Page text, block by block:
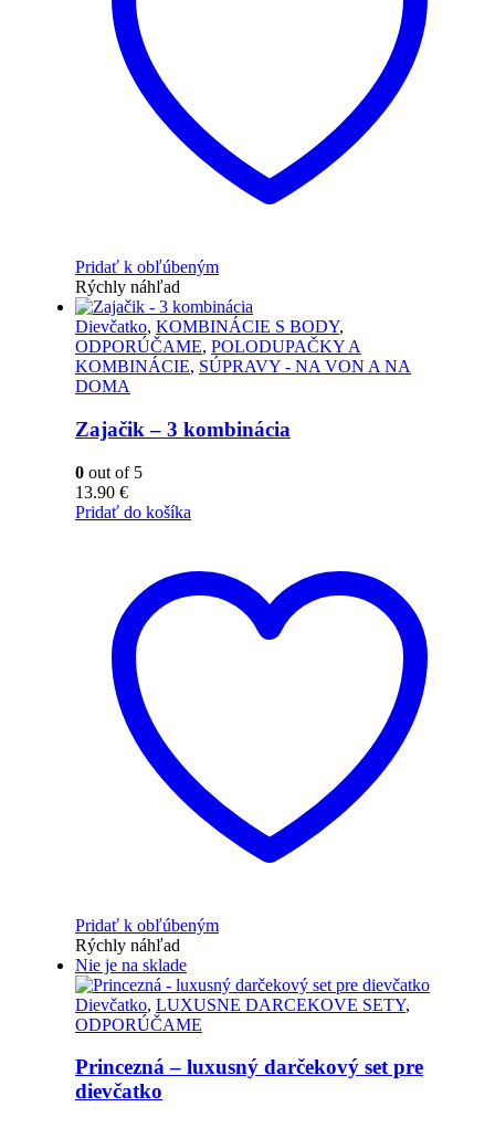
Pridať k obľúbeným
Rýchly náhľad
Dievčatko, KOMBINÁCIE S BODY,
ODPORÚČAME, POLODUPAČKY A
KOMBINÁCIE, SÚPRAVY - NA VON A NA
DOMA
Zajačik – 3 kombinácia
0 out of 5
13.90 €
Pridať do košíka
Pridať k obľúbeným
Rýchly náhľad
Nie je na sklade
Dievčatko, LUXUSNE DARCEKOVE SETY,
ODPORÚČAME
Princezná – luxusný darčekový set pre
dievčatko